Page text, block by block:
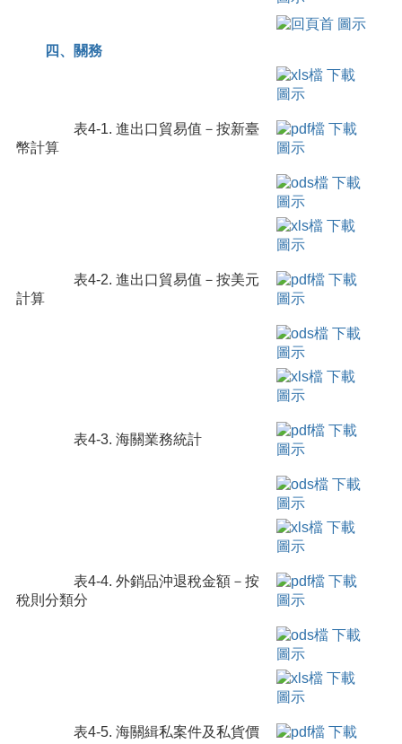
四、關務
表4-1. 進出口貿易值－按新臺
幣計算
表4-2. 進出口貿易值－按美元
計算
表4-3. 海關業務統計
表4-4. 外銷品沖退稅金額－按
稅則分類分
表4-5. 海關緝私案件及私貨價